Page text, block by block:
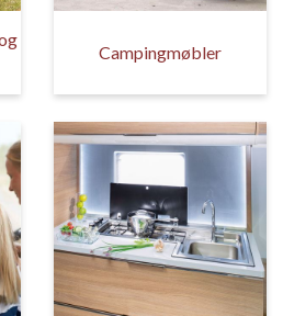
Campingmøbler